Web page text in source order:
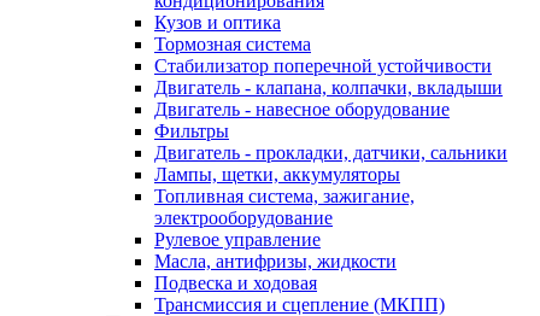
Кузов и оптика
Тормозная система
Стабилизатор поперечной устойчивости
Двигатель - клапана, колпачки, вкладыши
Двигатель - навесное оборудование
Фильтры
Двигатель - прокладки, датчики, сальники
Лампы, щетки, аккумуляторы
Топливная система, зажигание,
электрооборудование
Рулевое управление
Масла, антифризы, жидкости
Подвеска и ходовая
Трансмиссия и сцепление (МКПП)